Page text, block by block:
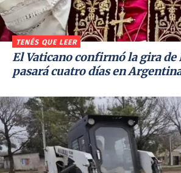
TENÉS QUE LEER
El Vaticano confirmó la gira de
pasará cuatro días en